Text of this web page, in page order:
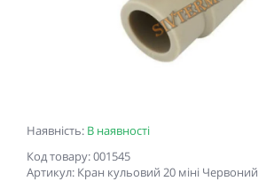
Наявність: В наявності
Код товару: 001545
Артикул: Кран кульовий 20 міні Червоний